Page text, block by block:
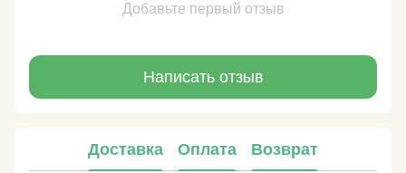
Добавьте первый отзыв
Написать отзыв
Доставка Оплата Возврат